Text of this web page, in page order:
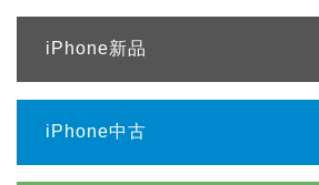
iPhone新品
iPhone中古